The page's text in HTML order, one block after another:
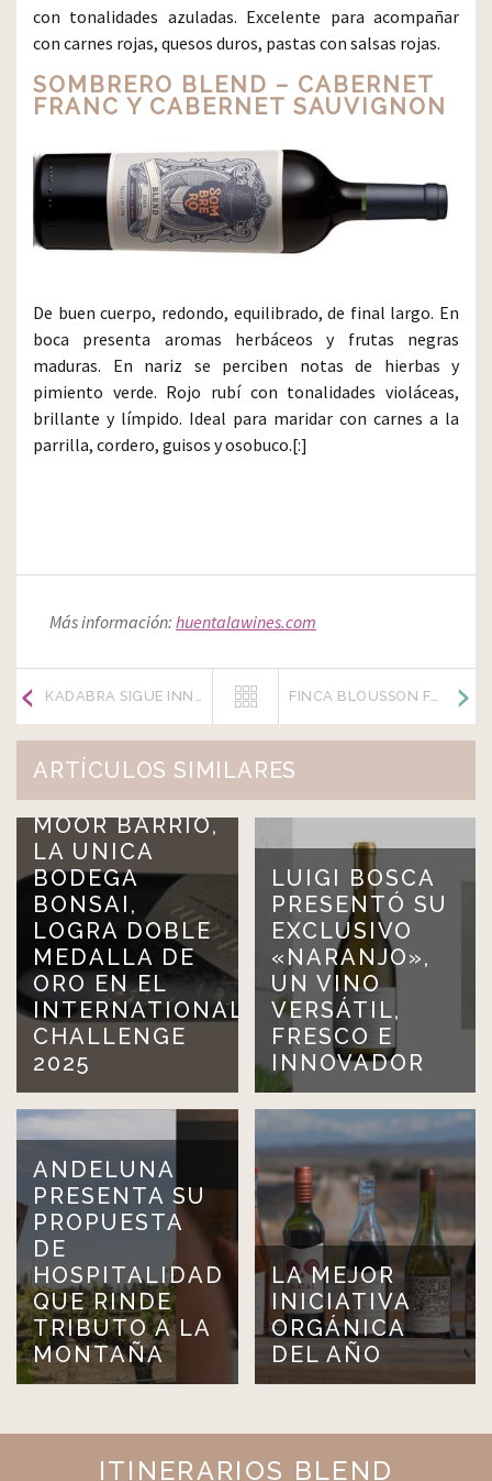
con tonalidades azuladas. Excelente para acompañar
con carnes rojas, quesos duros, pastas con salsas rojas.
SOMBRERO BLEND – CABERNET
FRANC Y CABERNET SAUVIGNON
De buen cuerpo, redondo, equilibrado, de final largo. En
boca presenta aromas herbáceos y frutas negras
maduras. En nariz se perciben notas de hierbas y
pimiento verde. Rojo rubí con tonalidades violáceas,
brillante y límpido. Ideal para maridar con carnes a la
parrilla, cordero, guisos y osobuco.[:]
Más información: huentalawines.com
KADABRA SIGUE INNOVANDO EN EL MERCADO VITIVINÍCOLA FINCA BLOUSSON FUE ADQUIRIDA POR UN IMPORTANTE GRUPO INVERSOR IRLANDÉS
ARTÍCULOS SIMILARES
MOOR BARRIO,
LA UNICA
BODEGA
BONSAI,
LOGRA DOBLE
MEDALLA DE
ORO EN EL
INTERNATIONAL
CHALLENGE
2025
LUIGI BOSCA
PRESENTÓ SU
EXCLUSIVO
«NARANJO»,
UN VINO
VERSÁTIL,
FRESCO E
INNOVADOR
ANDELUNA
PRESENTA SU
PROPUESTA
DE
HOSPITALIDAD
QUE RINDE
TRIBUTO A LA
MONTAÑA
LA MEJOR
INICIATIVA
ORGÁNICA
DEL AÑO
ITINERARIOS BLEND